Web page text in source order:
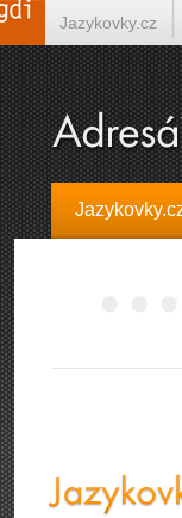
Jazykovky.cz
Španělština on-